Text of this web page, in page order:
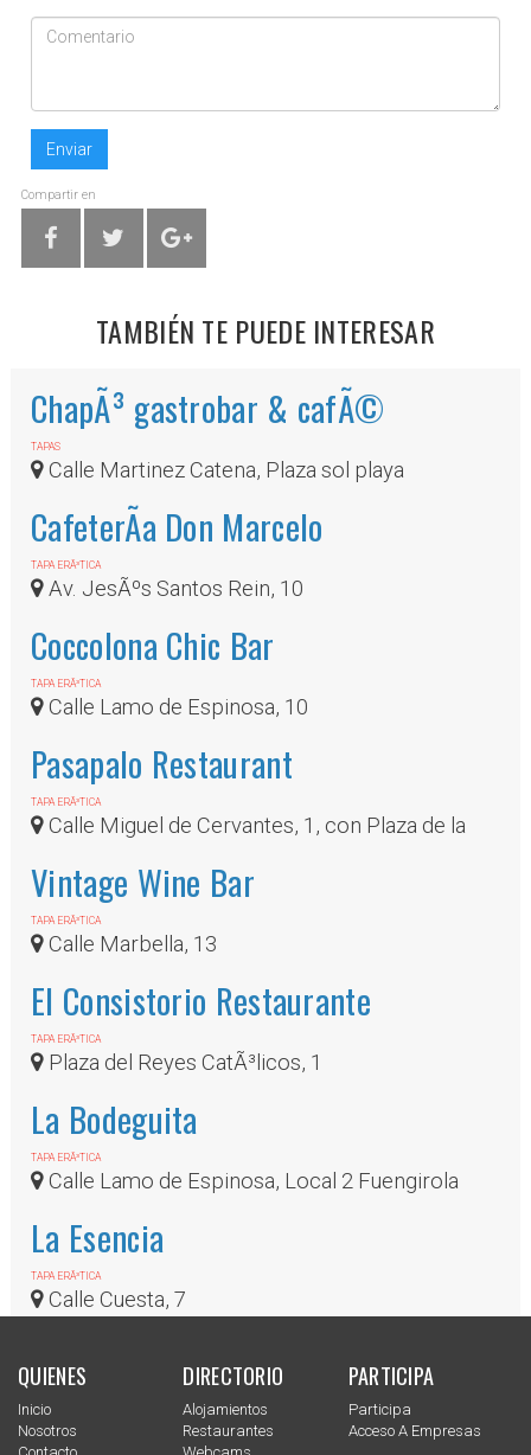
Enviar
Compartir en
TAMBIÉN TE PUEDE INTERESAR
ChapÃ³ gastrobar & cafÃ©
TAPAS
Calle Martinez Catena, Plaza sol playa
CafeterÃ­a Don Marcelo
TAPA ERÃ³TICA
Av. JesÃºs Santos Rein, 10
Coccolona Chic Bar
TAPA ERÃ³TICA
Calle Lamo de Espinosa, 10
Pasapalo Restaurant
TAPA ERÃ³TICA
Calle Miguel de Cervantes, 1, con Plaza de la
Vintage Wine Bar
TAPA ERÃ³TICA
Calle Marbella, 13
El Consistorio Restaurante
TAPA ERÃ³TICA
Plaza del Reyes CatÃ³licos, 1
La Bodeguita
TAPA ERÃ³TICA
Calle Lamo de Espinosa, Local 2 Fuengirola
La Esencia
TAPA ERÃ³TICA
Calle Cuesta, 7
QUIENES
Inicio
Nosotros
DIRECTORIO
Alojamientos
Restaurantes
PARTICIPA
Participa
Acceso A Empresas